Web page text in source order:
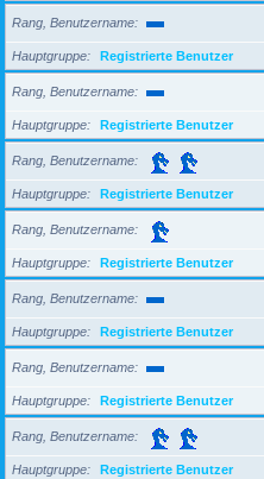
Rang, Benutzername
Hauptgruppe Registrierte Benutzer
Rang, Benutzername
Hauptgruppe Registrierte Benutzer
Rang, Benutzername
Hauptgruppe Registrierte Benutzer
Rang, Benutzername
Hauptgruppe Registrierte Benutzer
Rang, Benutzername
Hauptgruppe Registrierte Benutzer
Rang, Benutzername
Hauptgruppe Registrierte Benutzer
Rang, Benutzername
Hauptgruppe Registrierte Benutzer